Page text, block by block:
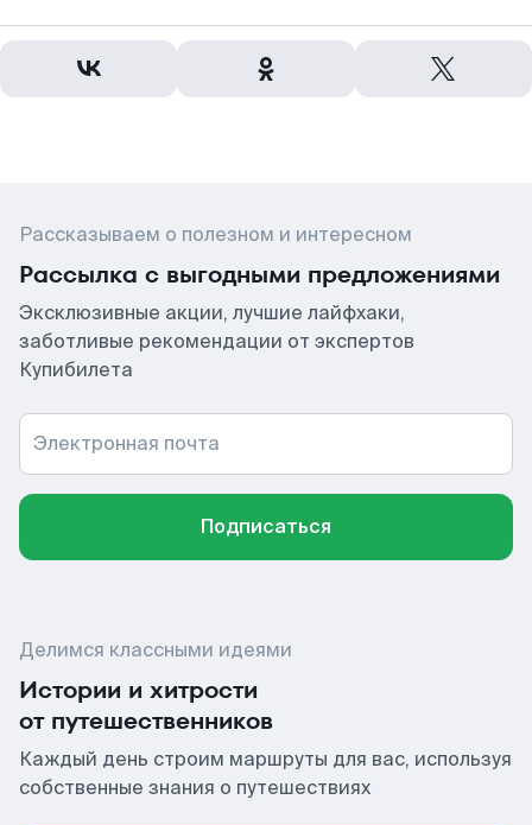
Рассказываем о полезном и интересном
Рассылка с выгодными предложениями
Эксклюзивные акции, лучшие лайфхаки,
заботливые рекомендации от экспертов
Купибилета
Электронная почта
Подписаться
Делимся классными идеями
Истории и хитрости
от путешественников
Каждый день строим маршруты для вас, используя
собственные знания о путешествиях